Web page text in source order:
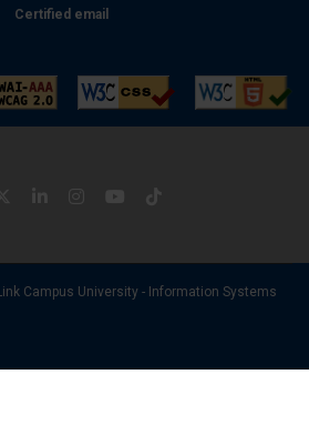
Certified email
Campus University - Information Systems